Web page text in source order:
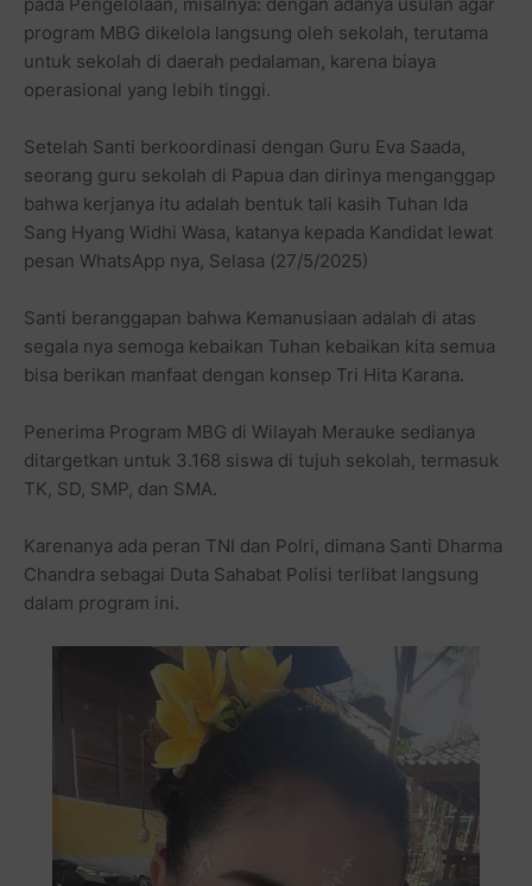
program MBG dikelola langsung oleh sekolah, terutama
untuk sekolah di daerah pedalaman, karena biaya
operasional yang lebih tinggi.
Setelah Santi berkoordinasi dengan Guru Eva Saada,
seorang guru sekolah di Papua dan dirinya menganggap
bahwa kerjanya itu adalah bentuk tali kasih Tuhan Ida
Sang Hyang Widhi Wasa, katanya kepada Kandidat lewat
pesan WhatsApp nya, Selasa (27/5/2025)
Santi beranggapan bahwa Kemanusiaan adalah di atas
segala nya semoga kebaikan Tuhan kebaikan kita semua
bisa berikan manfaat dengan konsep Tri Hita Karana.
Penerima Program MBG di Wilayah Merauke sedianya
ditargetkan untuk 3.168 siswa di tujuh sekolah, termasuk
TK, SD, SMP, dan SMA.
Karenanya ada peran TNI dan Polri, dimana Santi Dharma
Chandra sebagai Duta Sahabat Polisi terlibat langsung
dalam program ini.